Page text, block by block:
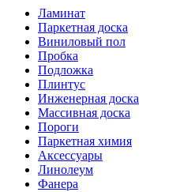
Ламинат
Паркетная доска
Виниловый пол
Пробка
Подложка
Плинтус
Инженерная доска
Массивная доска
Пороги
Паркетная химия
Аксессуары
Линолеум
Фанера